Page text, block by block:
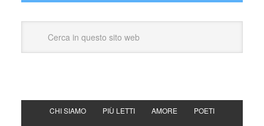
CHI SIAMO PIÙ LETTI AMORE POETI